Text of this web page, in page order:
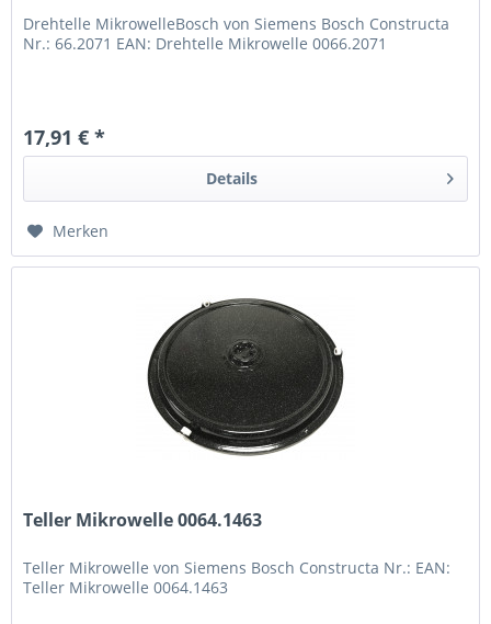
Drehtelle MikrowelleBosch von Siemens Bosch Constructa
Nr.: 66.2071 EAN: Drehtelle Mikrowelle 0066.2071
17,91 € *
Details
Merken
Teller Mikrowelle 0064.1463
Teller Mikrowelle von Siemens Bosch Constructa Nr.: EAN:
Teller Mikrowelle 0064.1463